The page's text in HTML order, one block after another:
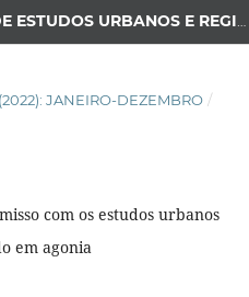
JANEIRO-DEZEMBRO /
com os estudos urbanos
em agonia